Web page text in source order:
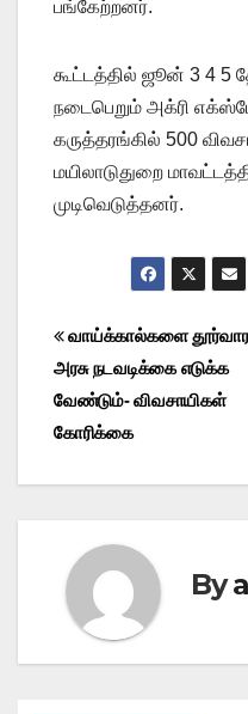
பங்கேற்றனர்.
கூட்டத்தில் ஜூன் 3 4 5
நடைபெறும் அக்ரி
கருத்தரங்கில் 500
மயிலாடுதுறை
முடிவெடுத்தனர்.
Post
navigation
வாய்க்கால்களை
அரசு நடவடிக்கை எடுக்க
வேண்டும்- விவசாயிகள்
கோரிக்கை
By